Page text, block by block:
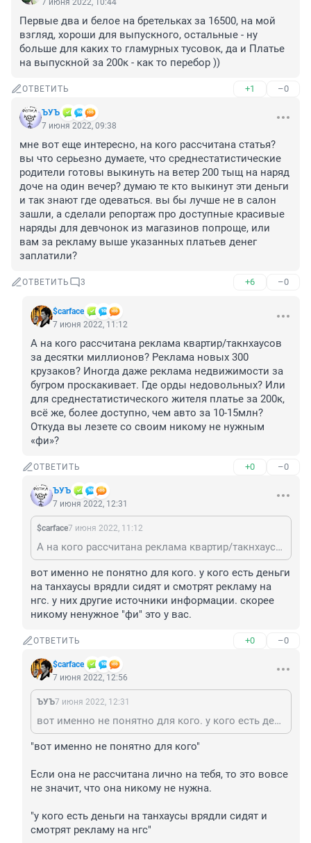
7 июня 2022, 10:44
Первые два и белое на бретельках за 16500, на мой
взгляд, хороши для выпускного, остальные - ну
больше для каких то гламурных тусовок, да и Платье
на выпускной за 200к - как то перебор ))
ОТВЕТИТЬ +1 –0
ЪУЪ
7 июня 2022, 09:38
мне вот еще интересно, на кого рассчитана статья?
вы что серьезно думаете, что среднестатистические
родители готовы выкинуть на ветер 200 тыщ на наряд
доче на один вечер? думаю те кто выкинут эти деньги
и так знают где одеваться. вы бы лучше не в салон
зашли, а сделали репортаж про доступные красивые
наряды для девчонок из магазинов попроще, или
вам за рекламу выше указанных платьев денег
заплатили?
ОТВЕТИТЬ 3 +6 –0
$carface
7 июня 2022, 11:12
А на кого рассчитана реклама квартир/такнхаусов
за десятки миллионов? Реклама новых 300
крузаков? Иногда даже реклама недвижимости за
бугром проскакивает. Где орды недовольных? Или
для среднестатистического жителя платье за 200к,
всё же, более доступно, чем авто за 10-15млн?
Откуда вы лезете со своим никому не нужным
«фи»?
ОТВЕТИТЬ +0 –0
ЪУЪ
7 июня 2022, 12:31
$carface7 июня 2022, 11:12
А на кого рассчитана реклама квартир/такнхаусов за десятки миллионов? Реклама новых 300 крузаков? Иногда даже реклама недвижимости за бугром проскакивает. Где орды недовольных? Или для среднестатистического жителя платье за 200к, всё же, более доступно, чем авто за 10-15млн? Откуда вы лезете со своим никому не нужным «фи»?
вот именно не понятно для кого. у кого есть деньги
на танхаусы врядли сидят и смотрят рекламу на
нгс. у них другие источники информации. скорее
никому ненужное "фи" это у вас.
ОТВЕТИТЬ +0 –0
$carface
7 июня 2022, 12:56
ЪУЪ7 июня 2022, 12:31
вот именно не понятно для кого. у кого есть деньги на танхаусы врядли сидят и смотрят рекламу на нгс. у них другие источники информации. скорее никому ненужное "фи" это у вас.
"вот именно не понятно для кого"
Если она не рассчитана лично на тебя, то это вовсе
не значит, что она никому не нужна.
"у кого есть деньги на танхаусы врядли сидят и
смотрят рекламу на нгс"